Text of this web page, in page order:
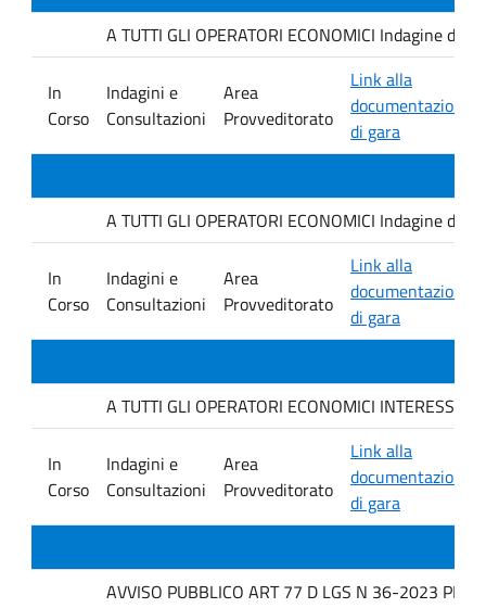
A TUTTI GLI OPERATORI ECONOMICI Indagine
In
Corso
Indagini e
Consultazioni
Area
Provveditorato
Link alla
documentazione
di gara
A TUTTI GLI OPERATORI ECONOMICI Indagine
In
Corso
Indagini e
Consultazioni
Area
Provveditorato
Link alla
documentazione
di gara
A TUTTI GLI OPERATORI ECONOMICI
In
Corso
Indagini e
Consultazioni
Area
Provveditorato
Link alla
documentazione
di gara
AVVISO PUBBLICO ART 77 D LGS N 36-2023 PER